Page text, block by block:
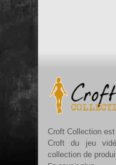
Croft Collection
Croft du jeu
collection de